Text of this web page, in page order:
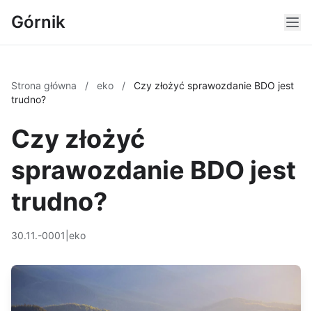
Górnik
Strona główna / eko /
Czy złożyć sprawozdanie BDO jest
trudno?
Czy złożyć
sprawozdanie BDO jest
trudno?
30.11.-0001 eko